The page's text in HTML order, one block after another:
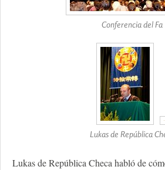
Conferencia del Fa
Lukas de República
Lukas de República Checa habló de